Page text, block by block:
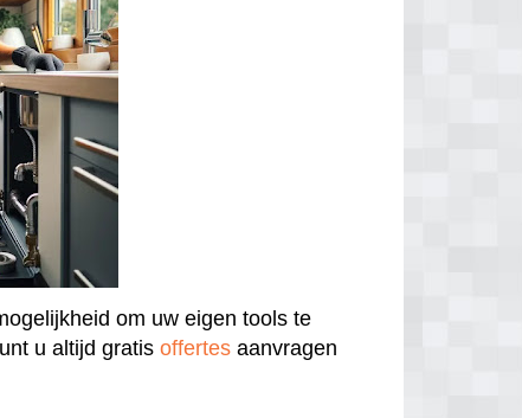
om uw eigen tools te
u altijd gratisoffertes aanvragen